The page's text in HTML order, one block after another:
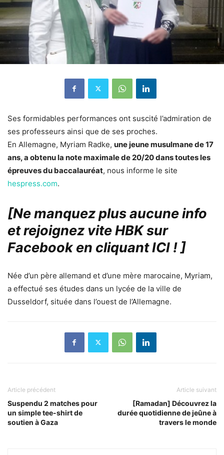
Ses formidables performances ont suscité l’admiration de
ses professeurs ainsi que de ses proches.
En Allemagne, Myriam Radke, une jeune musulmane de 17
ans, a obtenu la note maximale de 20/20 dans toutes les
épreuves du baccalauréat, nous informe le site
hespress.com.
[Ne manquez plus aucune info
et rejoignez vite HBK sur
Facebook en cliquant ICI ! ]
Née d’un père allemand et d’une mère marocaine, Myriam,
a effectué ses études dans un lycée de la ville de
Dusseldorf, située dans l’ouest de l’Allemagne.
Article précédent
Suspendu 2 matches pour
un simple tee-shirt de
soutien à Gaza
Article suivant
[Ramadan] Découvrez la
durée quotidienne de jeûne à
travers le monde